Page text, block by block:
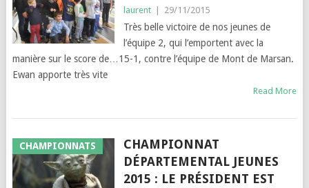
laurent 29/11/2015
Très belle victoire de nos jeunes de
l’équipe 2, qui l’emportent avec la
manière sur le score de…15-1, contre l’équipe de Mont de Marsan.
Ewan apporte très vite
Read More
CHAMPIONNATS
CHAMPIONNAT
DÉPARTEMENTAL JEUNES
2015 : LE PRÉSIDENT EST